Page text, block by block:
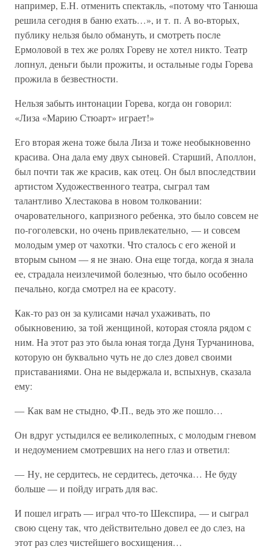
например, Е.Н. отменить спектакль, «потому что Танюша
решила сегодня в баню ехать…», и т. п. А во-вторых,
публику нельзя было обмануть, и смотреть после
Ермоловой в тех же ролях Гореву не хотел никто. Театр
лопнул, деньги были прожиты, и остальные годы Горева
прожила в безвестности.
Нельзя забыть интонации Горева, когда он говорил:
«Лиза «Марию Стюарт» играет!»
Его вторая жена тоже была Лиза и тоже необыкновенно
красива. Она дала ему двух сыновей. Старший, Аполлон,
был почти так же красив, как отец. Он был впоследствии
артистом Художественного театра, сыграл там
талантливо Хлестакова в новом толковании:
очаровательного, капризного ребенка, это было совсем не
по-гоголевски, но очень привлекательно, — и совсем
молодым умер от чахотки. Что сталось с его женой и
вторым сыном — я не знаю. Она еще тогда, когда я знала
ее, страдала неизлечимой болезнью, что было особенно
печально, когда смотрел на ее красоту.
Как-то раз он за кулисами начал ухаживать, по
обыкновению, за той женщиной, которая стояла рядом с
ним. На этот раз это была юная тогда Дуня Турчанинова,
которую он буквально чуть не до слез довел своими
приставаниями. Она не выдержала и, вспыхнув, сказала
ему:
— Как вам не стыдно, Ф.П., ведь это же пошло…
Он вдруг устыдился ее великолепных, с молодым гневом
и недоумением смотревших на него глаз и ответил:
— Ну, не сердитесь, не сердитесь, деточка… Не буду
больше — и пойду играть для вас.
И пошел играть — играл что-то Шекспира, — и сыграл
свою сцену так, что действительно довел ее до слез, на
этот раз слез чистейшего восхищения…